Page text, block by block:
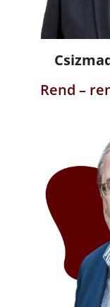
Rend –